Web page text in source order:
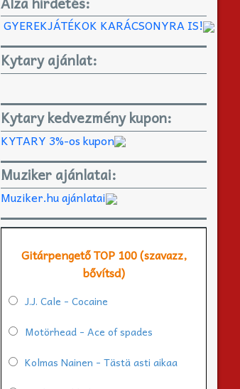
GYEREKJÁTÉKOK KARÁCSONYRA IS!
Kytary ajánlat:
Kytary kedvezmény kupon:
KYTARY 3%-os kupon
Muziker ajánlatai:
Muziker.hu ajánlatai
Gitárpengető TOP 100 (szavazz,
bővítsd)
J.J. Cale - Cocaine
Motörhead - Ace of spades
Kolmas Nainen - Tästä asti aikaa